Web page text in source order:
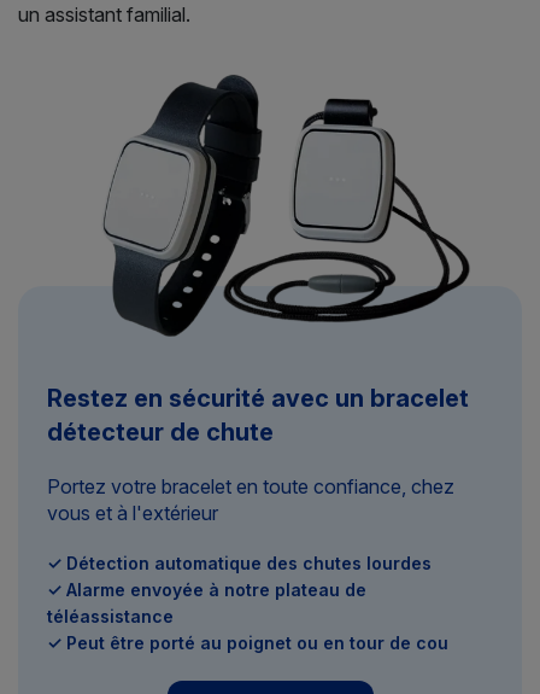
un assistant familial.
Restez en sécurité avec un bracelet
détecteur de chute
Portez votre bracelet en toute confiance, chez
vous et à l'extérieur
✓ Détection automatique des chutes lourdes
✓ Alarme envoyée à notre plateau de
téléassistance
✓ Peut être porté au poignet ou en tour de cou